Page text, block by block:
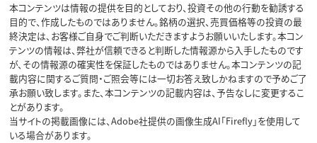
本コンテンツは情報の提供を目的としており、投資その他の行動を勧誘する
目的で、作成したものではありません。銘柄の選択、売買価格等の投資の最
終決定は、お客様ご自身でご判断いただきますようお願いいたします。本コン
テンツの情報は、弊社が信頼できると判断した情報源から入手したものです
が、その情報源の確実性を保証したものではありません。本コンテンツの記
載内容に関するご質問・ご照会等には一切お答え致しかねますので予めご了
承お願い致します。また、本コンテンツの記載内容は、予告なしに変更するこ
とがあります。
当サイトの掲載画像には、Adobe社提供の画像生成AI「Firefly」を使用して
いる場合があります。